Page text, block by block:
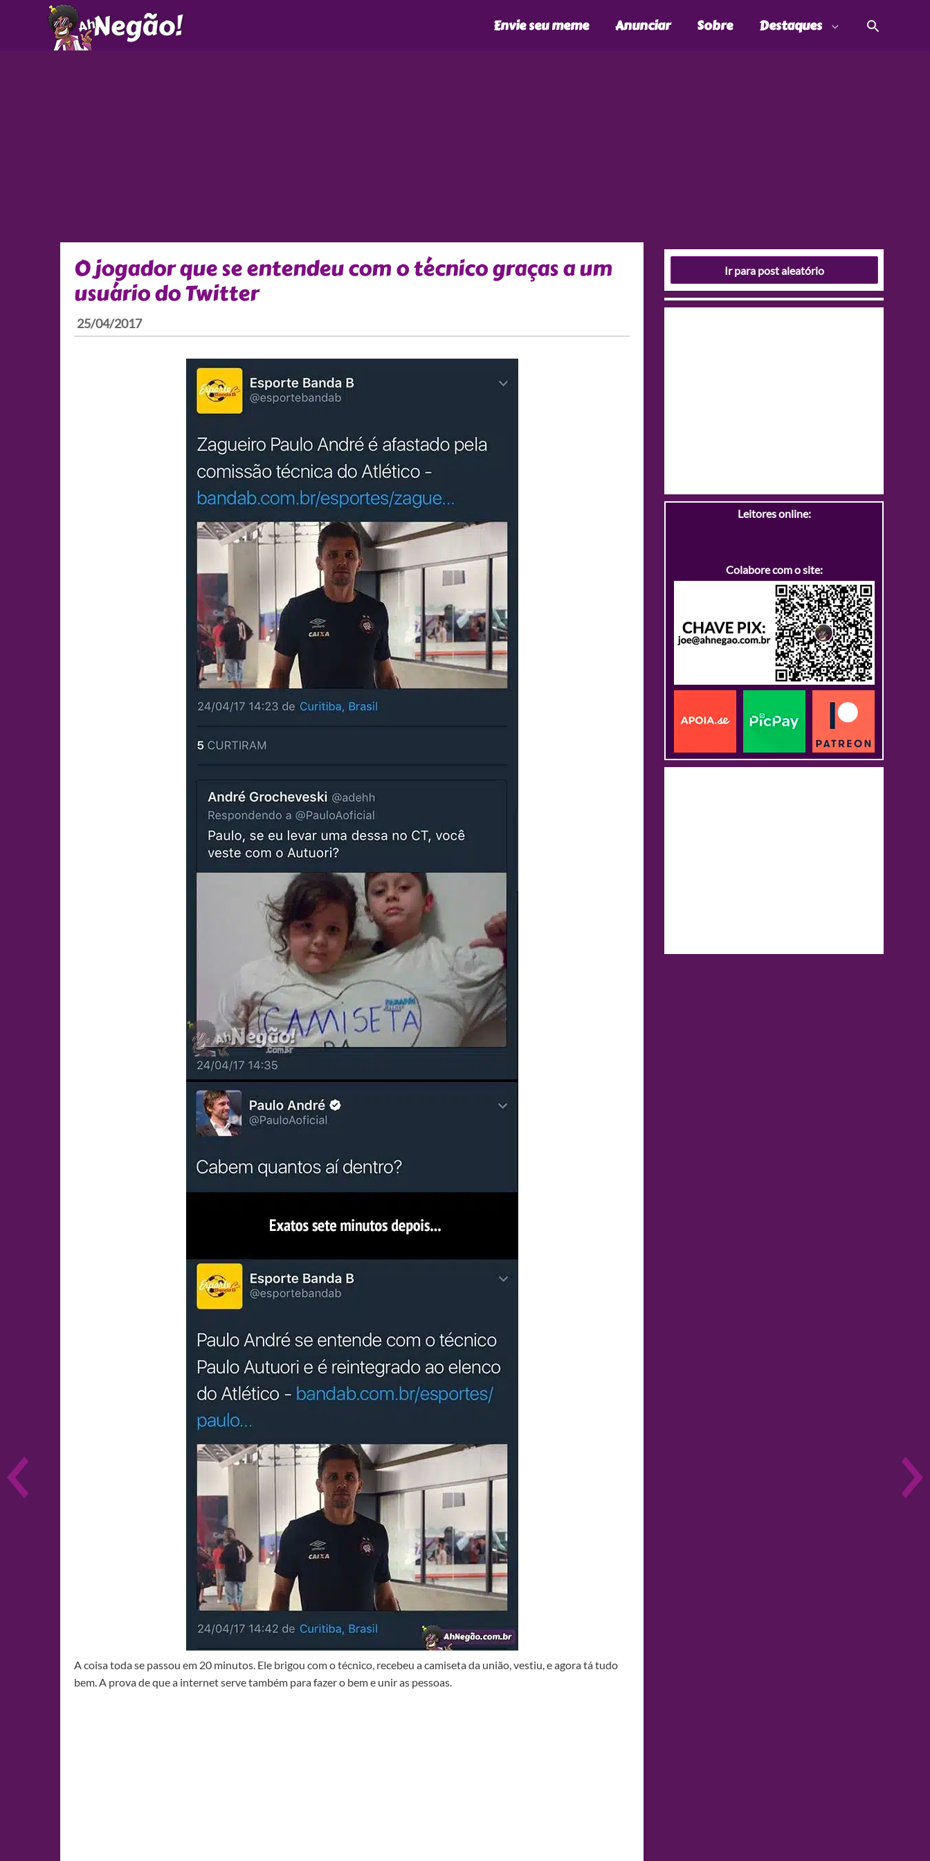
Envie seu meme Anunciar Sobre Destaques
O jogador que se entendeu com o técnico graças a um
usuário do Twitter
25/04/2017
A coisa toda se passou em 20 minutos. Ele brigou com o técnico, recebeu a camiseta da união, vestiu, e agora tá tudo
bem. A prova de que a internet serve também para fazer o bem e unir as pessoas.
Ir para post aleatório
Leitores online:
Colabore com o site: